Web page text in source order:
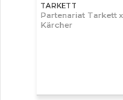
TARKETT
Partenariat Tarkett x
Kärcher